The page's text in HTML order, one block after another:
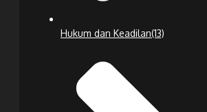
Hukum dan Keadilan(13)